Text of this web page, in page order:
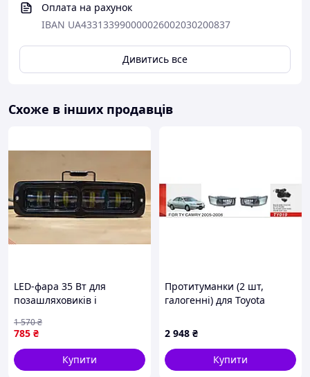
Оплата на рахунок
IBAN UA433133990000026002030200837
Дивитись все
Схоже в інших продавців
LED-фара 35 Вт для
позашляховиків і
розсіяне світло з чіткою
кордоном світла
785 ₴
1 570₴
Купити
Протитуманки (2 шт,
галогенні) для Toyota
2 948 ₴
Купити